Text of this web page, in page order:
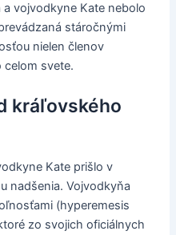
vojvodkyne Kate nebolo
stáročnými
nielen členov
celom svete.
kráľovského
Kate prišlo v
nadšenia. Vojvodkyňa
(hyperemesis
zo svojich oficiálnych